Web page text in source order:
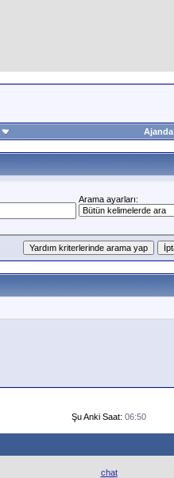
Ajanda
Arama ayarları:
Şu Anki Saat: 06:50
chat